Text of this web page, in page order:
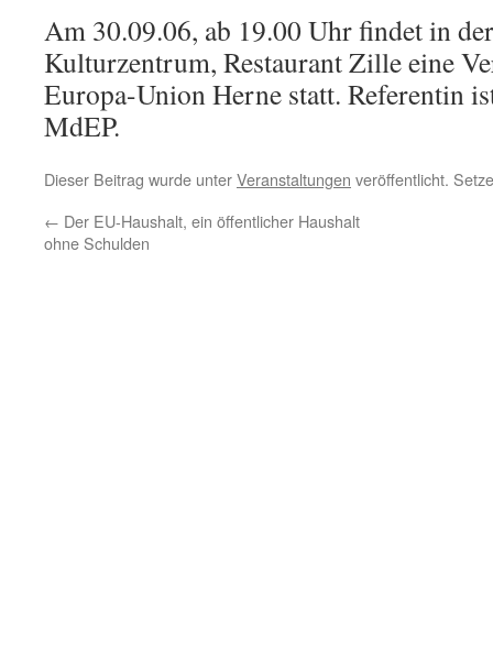
Am 30.09.06, ab 19.00 Uhr findet in
Kulturzentrum, Restaurant Zille eine
Europa-Union Herne statt. Referentin
MdEP.
Dieser Beitrag wurde unterVeranstaltungen veröffentlicht.
← Der EU-Haushalt, ein öffentlicher Haushalt
ohne Schulden